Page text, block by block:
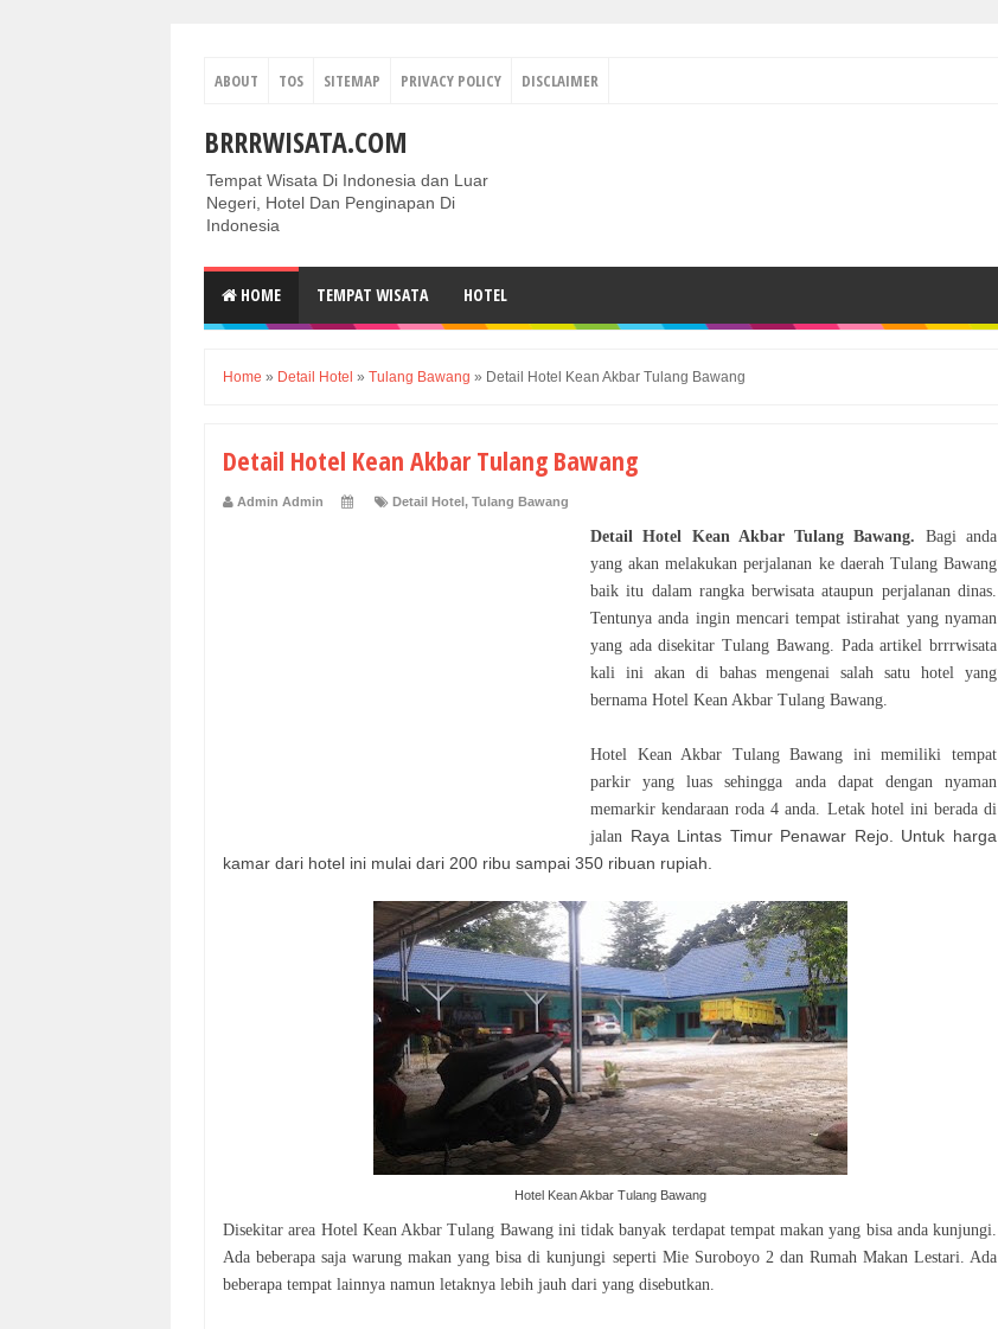
ABOUT TOS SITEMAP PRIVACY POLICY DISCLAIMER
BRRRWISATA.COM
Tempat Wisata Di Indonesia dan Luar
Negeri, Hotel Dan Penginapan Di
Indonesia
HOME TEMPAT WISATA HOTEL
Home » Detail Hotel » Tulang Bawang » Detail Hotel Kean Akbar Tulang Bawang
Detail Hotel Kean Akbar Tulang Bawang
Admin Admin Detail Hotel, Tulang Bawang
Detail Hotel Kean Akbar Tulang Bawang. Bagi anda
yang akan melakukan perjalanan ke daerah Tulang Bawang
baik itu dalam rangka berwisata ataupun perjalanan dinas.
Tentunya anda ingin mencari tempat istirahat yang nyaman
yang ada disekitar Tulang Bawang. Pada artikel brrrwisata
kali ini akan di bahas mengenai salah satu hotel yang
bernama Hotel Kean Akbar Tulang Bawang.
Hotel Kean Akbar Tulang Bawang ini memiliki tempat
parkir yang luas sehingga anda dapat dengan nyaman
memarkir kendaraan roda 4 anda. Letak hotel ini berada di
jalan Raya Lintas Timur Penawar Rejo. Untuk harga
kamar dari hotel ini mulai dari 200 ribu sampai 350 ribuan rupiah.
Hotel Kean Akbar Tulang Bawang
Disekitar area Hotel Kean Akbar Tulang Bawang ini tidak banyak terdapat tempat makan yang bisa anda kunjungi.
Ada beberapa saja warung makan yang bisa di kunjungi seperti Mie Suroboyo 2 dan Rumah Makan Lestari. Ada
beberapa tempat lainnya namun letaknya lebih jauh dari yang disebutkan.